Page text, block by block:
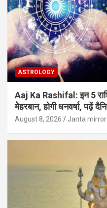
ASTROLOGY
Aaj Ka Rashifal: इन 5
मेहरबान, होगी धनवर्षा, पढ़ें
August 8, 2026 Janta mirror